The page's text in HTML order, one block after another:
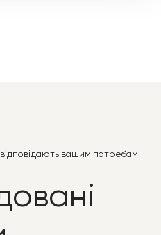
відповідають вашим потребам